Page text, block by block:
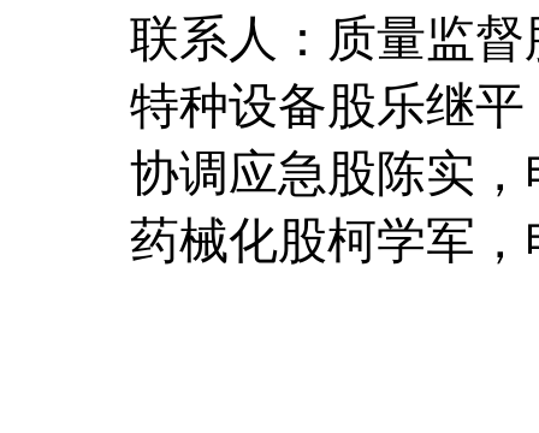
联系人：质量监督
特种设备股乐继平
协调应急股陈实，
药械化股柯学军，